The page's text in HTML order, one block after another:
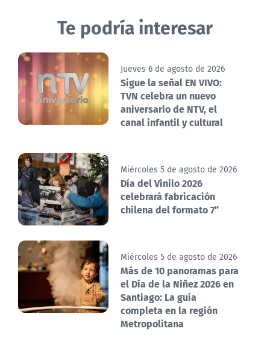
Te podría interesar
Jueves 6 de agosto de 2026
Sigue la señal EN VIVO:
TVN celebra un nuevo
aniversario de NTV, el
canal infantil y cultural
Miércoles 5 de agosto de 2026
Día del Vinilo 2026
celebrará fabricación
chilena del formato 7”
Miércoles 5 de agosto de 2026
Más de 10 panoramas para
el Día de la Niñez 2026 en
Santiago: La guía
completa en la región
Metropolitana